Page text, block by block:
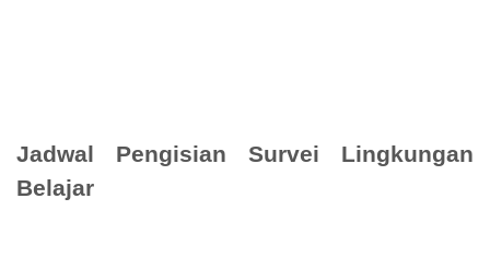
Jadwal Pengisian Survei Lingkungan
Belajar